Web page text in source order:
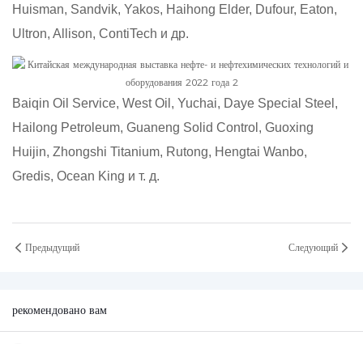
Huisman, Sandvik, Yakos, Haihong Elder, Dufour, Eaton,
Ultron, Allison, ContiTech и др.
Baiqin Oil Service, West Oil, Yuchai, Daye Special Steel,
Hailong Petroleum, Guaneng Solid Control, Guoxing
Huijin, Zhongshi Titanium, Rutong, Hengtai Wanbo,
Gredis, Ocean King и т. д.
Предыдущий Следующий
рекомендовано вам